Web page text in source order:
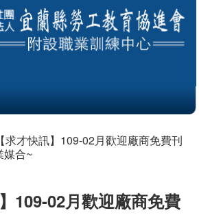
【求才快訊】109-02月歡迎廠商免費刊
媒合~
109-02月歡迎廠商免費